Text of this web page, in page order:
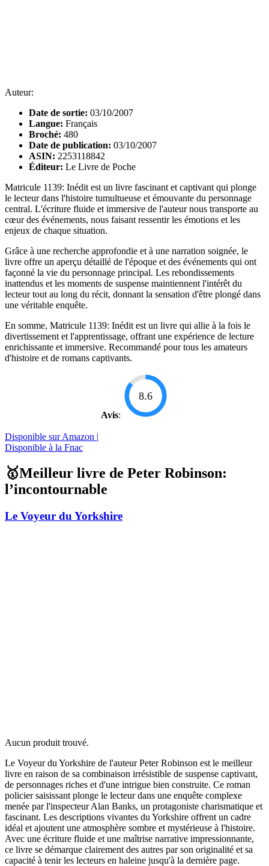
Auteur:
Date de sortie: 03/10/2007
Langue: Français
Broché: 480
Date de publication: 03/10/2007
ASIN: 2253118842
Éditeur: Le Livre de Poche
Matricule 1139: Inédit est un livre fascinant et captivant qui plonge
le lecteur dans l'histoire tumultueuse et émouvante du personnage
central. L'écriture fluide et immersive de l'auteur nous transporte au
cœur des événements, nous faisant ressentir les émotions et les
enjeux de chaque situation.
Grâce à une recherche approfondie et à une narration soignée, le
livre offre un aperçu détaillé de l'époque et des événements qui ont
façonné la vie du personnage principal. Les rebondissements
inattendus et les moments de suspense maintiennent l'intérêt du
lecteur tout au long du récit, donnant la sensation d'être plongé dans
une véritable enquête.
En somme, Matricule 1139: Inédit est un livre qui allie à la fois le
divertissement et l'apprentissage, offrant une expérience de lecture
enrichissante et immersive. Recommandé pour tous les amateurs
d'histoire et de romans captivants.
Avis:
8.6
Disponible sur Amazon |
Disponible à la Fnac
🥇Meilleur livre de Peter Robinson:
l’incontournable
Le Voyeur du Yorkshire
Aucun produit trouvé.
Le Voyeur du Yorkshire de l'auteur Peter Robinson est le meilleur
livre en raison de sa combinaison irrésistible de suspense captivant,
de personnages riches et d'une intrigue bien construite. Ce roman
policier saisissant plonge le lecteur dans une enquête complexe
menée par l'inspecteur Alan Banks, un protagoniste charismatique et
fascinant. Les descriptions vivantes du Yorkshire offrent un cadre
idéal et ajoutent une atmosphère sombre et mystérieuse à l'histoire.
Avec une écriture fluide et une maîtrise narrative impressionnante,
ce livre se démarque clairement des autres par son originalité et sa
capacité à tenir les lecteurs en haleine jusqu'à la dernière page.